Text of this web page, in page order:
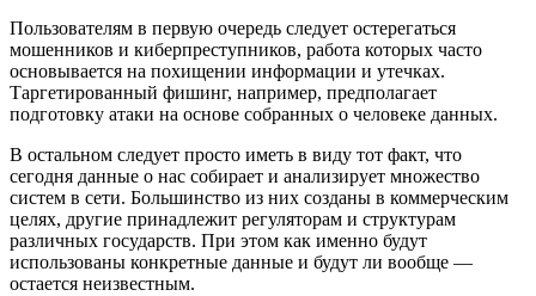
Пользователям в первую очередь следует остерегаться
мошенников и киберпреступников, работа которых часто
основывается на похищении информации и утечках.
Таргетированный фишинг, например, предполагает
подготовку атаки на основе собранных о человеке данных.
В остальном следует просто иметь в виду тот факт, что
сегодня данные о нас собирает и анализирует множество
систем в сети. Большинство из них созданы в коммерческим
целях, другие принадлежит регуляторам и структурам
различных государств. При этом как именно будут
использованы конкретные данные и будут ли вообще —
остается неизвестным.